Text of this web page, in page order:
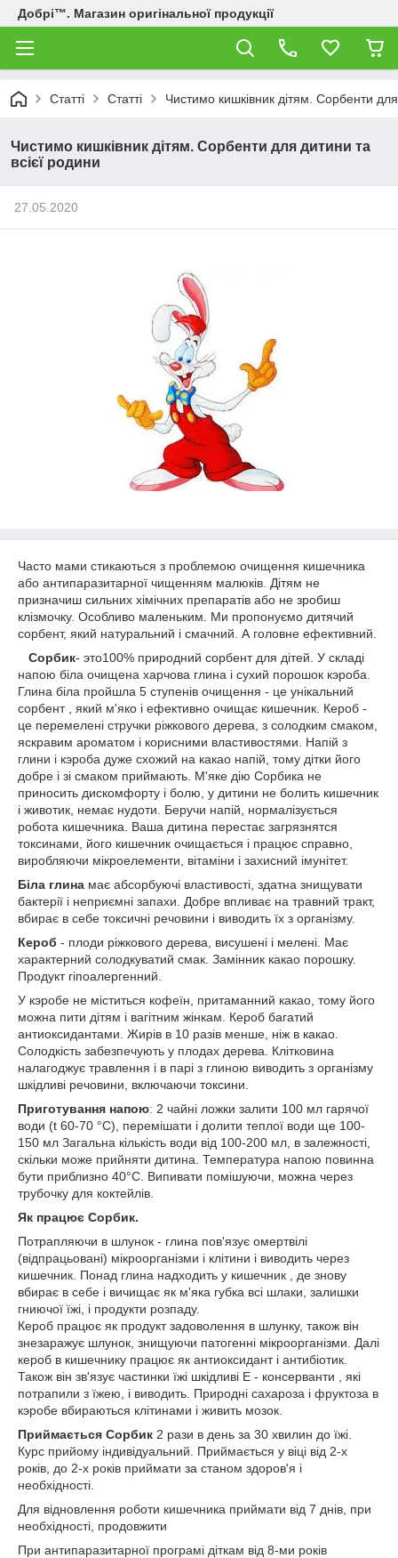
Добрі™. Магазин оригінальної продукції
Статті Статті Чистимо кишківник дітям. Сорбенти
Чистимо кишківник дітям. Сорбенти для дитини та
всієї родини
27.05.2020
Часто мами стикаються з проблемою очищення кишечника
або антипаразитарної чищенням малюків. Дітям не
призначиш сильних хімічних препаратів або не зробиш
клізмочку. Особливо маленьким. Ми пропонуємо дитячий
сорбент, який натуральний і смачний. А головне ефективний.
Сорбик- это100% природний сорбент для дітей. У складі
напою біла очищена харчова глина і сухий порошок кэроба.
Глина біла пройшла 5 ступенів очищення - це унікальний
сорбент , який м'яко і ефективно очищає кишечник. Кероб -
це перемелені стручки ріжкового дерева, з солодким смаком,
яскравим ароматом і корисними властивостями. Напій з
глини і кэроба дуже схожий на какао напій, тому дітки його
добре і зі смаком приймають. М'яке дію Сорбика не
приносить дискомфорту і болю, у дитини не болить кишечник
і животик, немає нудоти. Беручи напій, нормалізується
робота кишечника. Ваша дитина перестає загрязнятся
токсинами, його кишечник очищається і працює справно,
виробляючи мікроелементи, вітаміни і захисний імунітет.
Біла глина має абсорбуючі властивості, здатна знищувати
бактерії і неприємні запахи. Добре впливає на травний тракт,
вбирає в себе токсичні речовини і виводить їх з організму.
Кероб - плоди ріжкового дерева, висушені і мелені. Має
характерний солодкуватий смак. Замінник какао порошку.
Продукт гіпоалергенний.
У кэробе не міститься кофеїн, притаманний какао, тому його
можна пити дітям і вагітним жінкам. Кероб багатий
антиоксидантами. Жирів в 10 разів менше, ніж в какао.
Солодкість забезпечують у плодах дерева. Клітковина
налагоджує травлення і в парі з глиною виводить з організму
шкідливі речовини, включаючи токсини.
Приготування напою: 2 чайні ложки залити 100 мл гарячої
води (t 60-70 °С), перемішати і долити теплої води ще 100-
150 мл Загальна кількість води від 100-200 мл, в залежності,
скільки може прийняти дитина. Температура напою повинна
бути приблизно 40°С. Випивати помішуючи, можна через
трубочку для коктейлів.
Як працює Сорбик.
Потрапляючи в шлунок - глина пов'язує омертвілі
(відпрацьовані) мікроорганізми і клітини і виводить через
кишечник. Понад глина надходить у кишечник , де знову
вбирає в себе і вичищає як м'яка губка всі шлаки, залишки
гниючої їжі, і продукти розпаду.
Кероб працює як продукт задоволення в шлунку, також він
знезаражує шлунок, знищуючи патогенні мікроорганізми. Далі
кероб в кишечнику працює як антиоксидант і антибіотик.
Також він зв'язує частинки їжі шкідливі Е - консерванти , які
потрапили з їжею, і виводить. Природні сахароза і фруктоза в
кэробе вбираються клітинами і живить мозок.
Приймається Сорбик 2 рази в день за 30 хвилин до їжі.
Курс прийому індивідуальний. Приймається у віці від 2-х
років, до 2-х років приймати за станом здоров'я і
необхідності.
Для відновлення роботи кишечника приймати від 7 днів, при
необхідності, продовжити
При антипаразитарної програмі діткам від 8-ми років